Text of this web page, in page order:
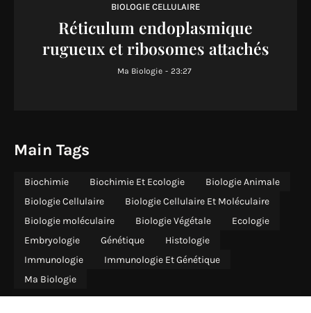
BIOLOGIE CELLULAIRE
Réticulum endoplasmique
rugueux et ribosomes attachés
Ma Biologie - 23:27
Main Tags
Biochimie Biochimie Et Ecologie
Biologie Animale
Biologie Cellulaire
Biologie Cellulaire Et Moléculaire
Biologie moléculaire
Biologie Végétale
Ecologie
Embryologie
Génétique
Histologie
Immunologie
Immunologie Et Génétique
Ma Biologie